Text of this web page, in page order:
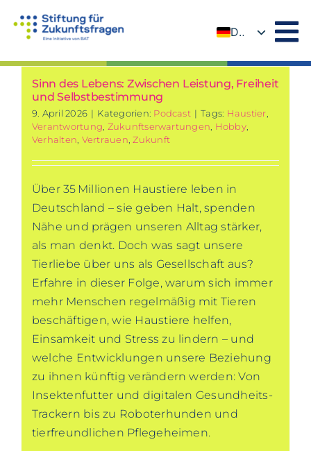
Inhalt
DE
Sinn des Lebens: Zwischen Leistung, Freiheit
und Selbstbestimmung
9. April 2026 | Kategorien: Podcast | Tags: Haustier
Verantwortung Zukunftserwartungen Hobby,
Verhalten Vertrauen ,Zukunft
Über 35 Millionen Haustiere leben in
Deutschland – sie geben Halt, spenden
Nähe und prägen unseren Alltag stärker,
als man denkt. Doch was sagt unsere
Tierliebe über uns als Gesellschaft aus?
Erfahre in dieser Folge, warum sich immer
mehr Menschen regelmäßig mit Tieren
beschäftigen, wie Haustiere helfen,
Einsamkeit und Stress zu lindern – und
welche Entwicklungen unsere Beziehung
zu ihnen künftig verändern werden: Von
Insektenfutter und digitalen Gesundheits-
Trackern bis zu Roboterhunden und
tierfreundlichen Pflegeheimen.